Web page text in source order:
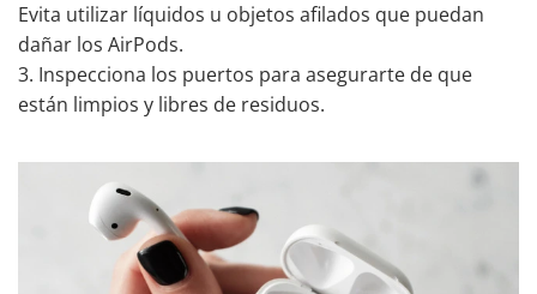
Evita utilizar líquidos u objetos afilados que puedan
dañar los AirPods.
Inspecciona los puertos para asegurarte de que
están limpios y libres de residuos.